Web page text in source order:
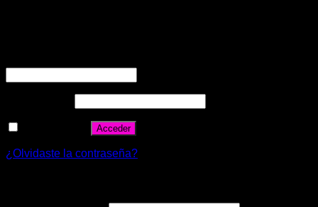
Acceder
¿Olvidaste la contraseña?